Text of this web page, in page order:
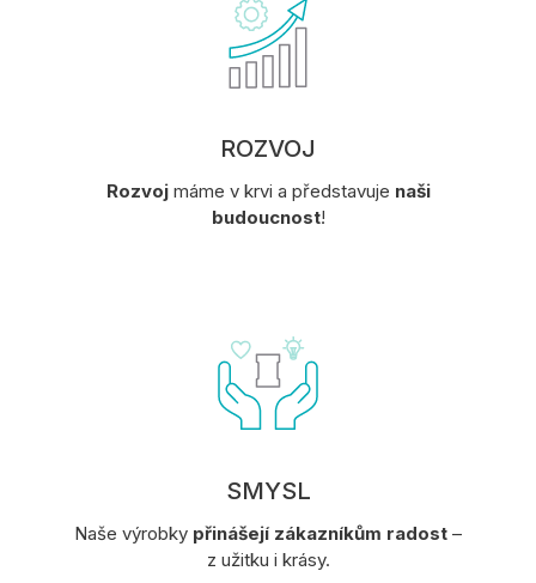
ROZVOJ
Rozvojmáme v krvi a představuje naši
budoucnost!
SMYSL
Naše výrobky přinášejí zákazníkům radost –
z užitku i krásy.